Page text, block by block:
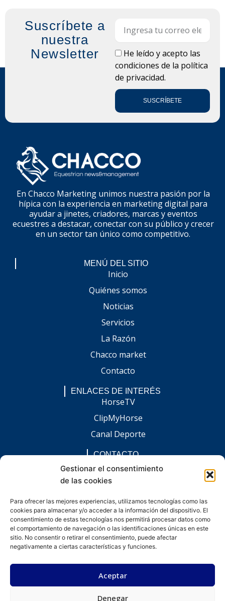
Gestionar el consentimiento
de las cookies
Para ofrecer las mejores experiencias, utilizamos tecnologías como las
cookies para almacenar y/o acceder a la información del dispositivo. El
consentimiento de estas tecnologías nos permitirá procesar datos como
el comportamiento de navegación o las identificaciones únicas en este
sitio. No consentir o retirar el consentimiento, puede afectar
negativamente a ciertas características y funciones.
Aceptar
Denegar
Suscríbete a
nuestra
Newsletter
LOPDHe leído y acepto las
condiciones de la política
de privacidad.
SUSCRÍBETE
En Chacco Marketing unimos nuestra pasión por la
hípica con la experiencia en marketing digital para
ayudar a jinetes, criadores, marcas y eventos
ecuestres a destacar, conectar con su público y crecer
en un sector tan único como competitivo.
MENÚ DEL SITIO
Inicio
Quiénes somos
Noticias
Servicios
La Razón
Chacco market
Contacto
ENLACES DE INTERÉS
HorseTV
ClipMyHorse
Canal Deporte
CONTACTO
comunicacion@chaccoinfo.com
Presentes en todo el ámbito nacional
F
a
c
e
b
o
I
n
s
t
a
g
L
i
n
k
e
d
i
n
E
n
v
e
l
o
W
h
a
t
s